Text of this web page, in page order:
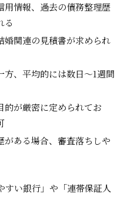
用情報、過去の債務整理歴
る
婚関連の見積書が求められ
、平均的には数日～1週間
的が厳密に定められてお
ある場合、審査落ちしや
すい銀行」や「連帯保証人